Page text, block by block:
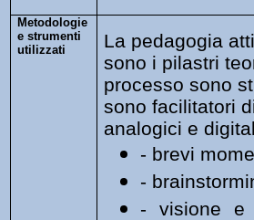
Metodologie
e strumenti
utilizzati
La pedagogia
sono i pilastri
processo sono
sono facilitatori
analogici e
- brevi
-
- visione e